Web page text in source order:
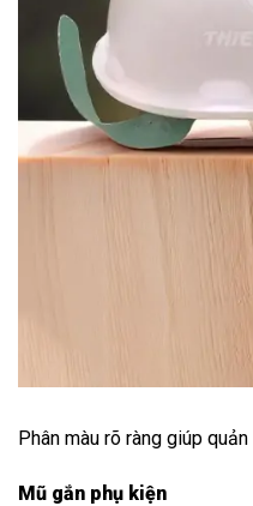
Phân màu rõ ràng giúp
Mũ gắn phụ kiện